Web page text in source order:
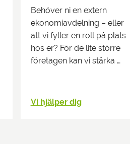
Behöver ni en extern
ekonomiavdelning – eller
att vi fyller en roll på plats
hos er? För de lite större
företagen kan vi stärka …
Vi hjälper dig